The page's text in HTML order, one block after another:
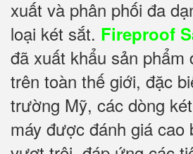
xuất và phân phối đa
loại két sắt. Fireproof
đã xuất khẩu sản phẩm
trên toàn thế giới, đặc
trường Mỹ, các dòng
máy được đánh giá cao